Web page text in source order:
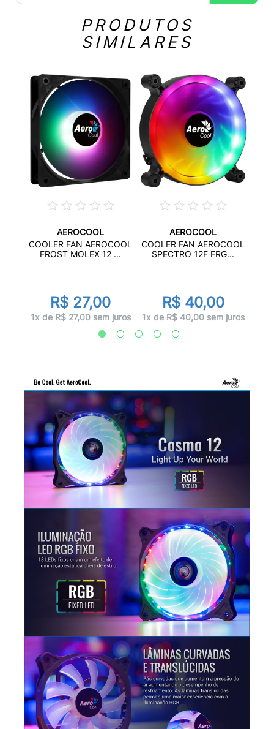
PRODUTOS
SIMILARES
AEROCOOL
COOLER FAN AEROCOOL
FROST MOLEX 12 ...
R$ 27,00
1x de R$ 27,00 sem juros
AEROCOOL
COOLER FAN AEROCOOL
SPECTRO 12F FRG...
R$ 40,00
1x de R$ 40,00 sem juros